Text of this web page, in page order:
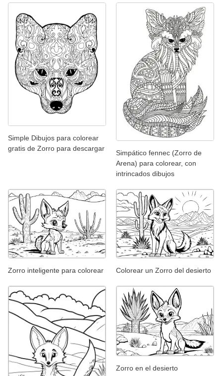
Simple Dibujos para colorear
gratis de Zorro para descargar
Simpático fennec (Zorro de
Arena) para colorear, con
intrincados dibujos
Zorro inteligente para colorear Colorear un Zorro del desierto
Zorro en el desierto